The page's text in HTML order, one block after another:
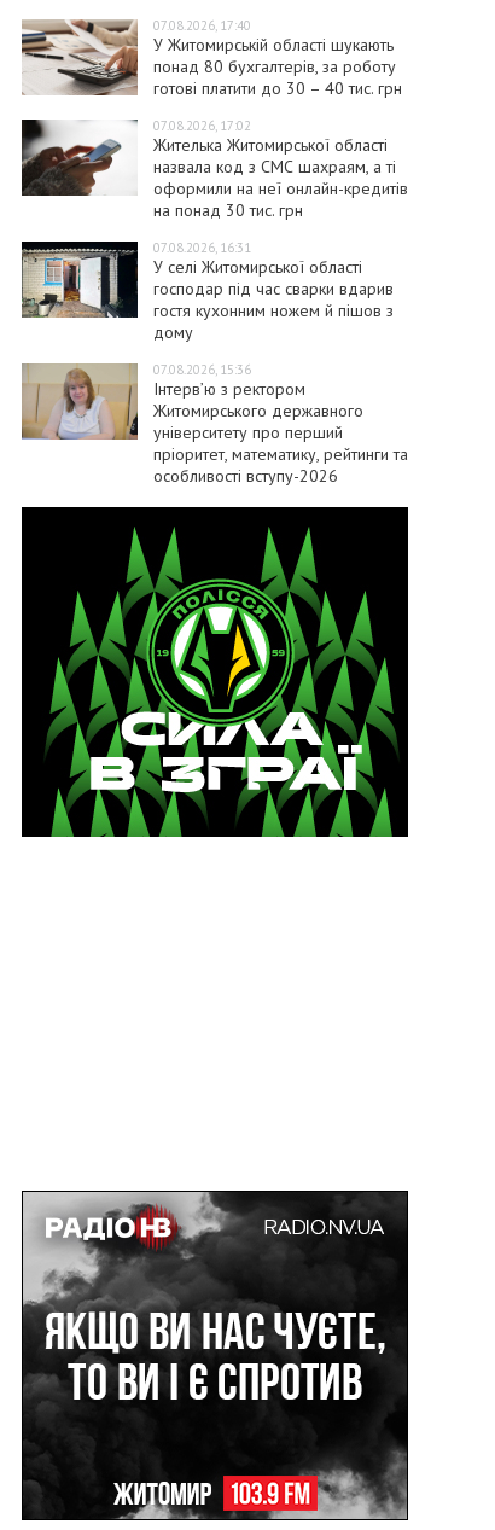
07.08.2026, 17:40
У Житомирській області шукають
понад 80 бухгалтерів, за роботу
готові платити до 30 – 40 тис. грн
07.08.2026, 17:02
Жителька Житомирської області
назвала код з СМС шахраям, а ті
оформили на неї онлайн-кредитів
на понад 30 тис. грн
07.08.2026, 16:31
У селі Житомирської області
господар під час сварки вдарив
гостя кухонним ножем й пішов з
дому
07.08.2026, 15:36
Інтерв’ю з ректором
Житомирського державного
університету про перший
пріоритет, математику, рейтинги та
особливості вступу-2026